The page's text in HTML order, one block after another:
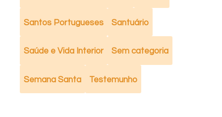
Santos Portugueses Santuário
Saúde e Vida Interior Sem categoria
Semana Santa Testemunho